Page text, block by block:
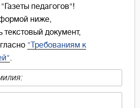
педагогов"!
ниже,
текстовый документ,
"Требованиям к